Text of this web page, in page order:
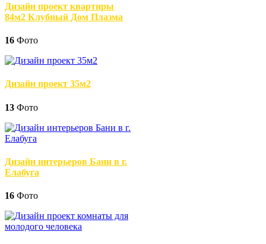
Дизайн проект квартиры
84м2 Клубный Дом Плазма
16 Фото
Дизайн проект 35м2
13 Фото
Дизайн интерьеров Бани в г.
Елабуга
16 Фото